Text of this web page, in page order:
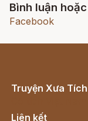
Bình luận
Facebook
Truyện Xưa
Liên kết